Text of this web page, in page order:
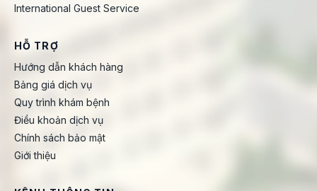
International Guest Service
HỖ TRỢ
Hướng dẫn khách hàng
Bảng giá dịch vụ
Quy trình khám bệnh
Điều khoản dịch vụ
Chính sách bảo mật
Giới thiệu